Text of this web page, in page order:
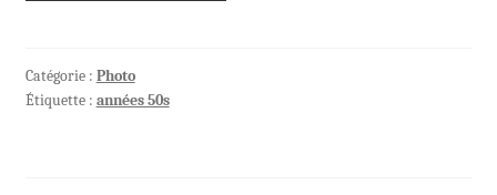
Film
MINICORD
Catégorie : Photo
Étiquette : années 50s